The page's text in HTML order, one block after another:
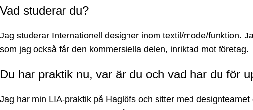
Vad studerar du?
Jag studerar Internationell designer inom textil/mode/funktion.
som jag också får den kommersiella delen, inriktad mot företag.
Du har praktik nu, var är du och vad har du för
Jag har min LIA-praktik på Haglöfs och sitter med